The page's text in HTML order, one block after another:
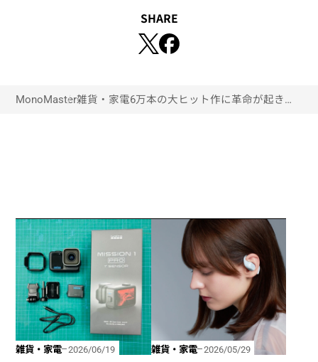
SHARE
MonoMaster雑貨・家電6万本の大ヒット作に革命が起き
雑貨・家電 2026/06/19 雑貨・家電 2026/05/29